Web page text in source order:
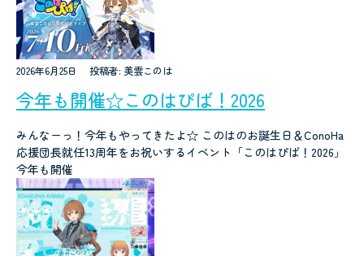
2026年6月25日 投稿者: 美雲このは
今年も開催☆このはぴば！2026
みんなーっ！今年もやってきたよ☆ このはのお誕生日＆ConoHa
応援団長就任13周年をお祝いするイベント「このはぴば！2026」
今年も開催